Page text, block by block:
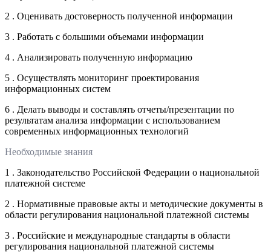
2 . Оценивать достоверность полученной информации
3 . Работать с большими объемами информации
4 . Анализировать полученную информацию
5 . Осуществлять мониторинг проектирования
информационных систем
6 . Делать выводы и составлять отчеты/презентации по
результатам анализа информации с использованием
современных информационных технологий
Необходимые знания
1 . Законодательство Российской Федерации о национальной
платежной системе
2 . Нормативные правовые акты и методические документы в
области регулирования национальной платежной системы
3 . Российские и международные стандарты в области
регулирования национальной платежной системы